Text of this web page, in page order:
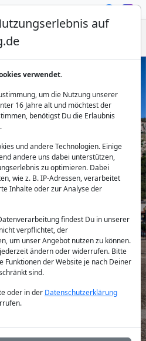
Preveza
auf
verwendet.
um die Nutzung unserer
16 Jahre alt und möchtest der
benötigst Du die Erlaubnis
und andere Technologien. Einige
andere uns dabei unterstützen,
zu optimieren. Dabei
wie z. B. IP-Adressen, verarbeitet
Inhalte oder zur Analyse der
findest Du in unserer
verpflichtet, der
um unser Angebot nutzen zu können.
ändern oder widerrufen. Bitte
Funktionen der Website je nach Deiner
sind.
oder in der Datenschutzerklärung